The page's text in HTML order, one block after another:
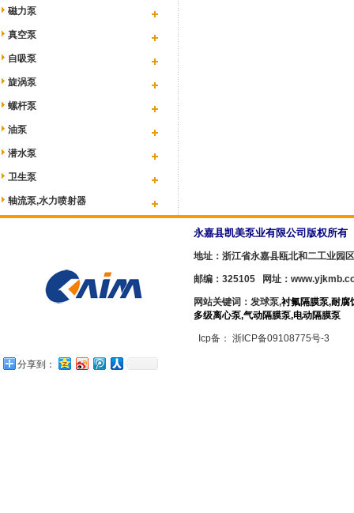
磁力泵
真空泵
自吸泵
旋涡泵
螺杆泵
油泵
潜水泵
卫生泵
轴流泵,水力喷射器
永嘉县凯美泵业有限公司版权
地址：浙江省永嘉县瓯北和二工业园区
邮编：325105 网址：
网站关键词：发球泵,衬氟隔膜泵,耐腐
多级离心泵,气动隔膜泵,电动隔膜泵
Icp备： 浙ICP备09108775号-3
分享到：